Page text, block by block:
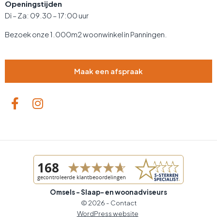
Openingstijden
Di – Za: 09.30 – 17:00 uur
Bezoek onze 1.000m2 woonwinkel in Panningen.
Maak een afspraak
Omsels - Slaap- en woonadviseurs
© 2026 - Contact
WordPress website